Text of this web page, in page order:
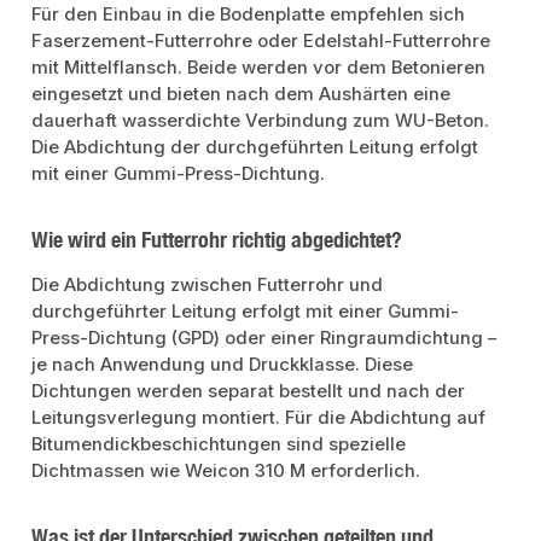
Für den Einbau in die Bodenplatte empfehlen sich
Faserzement-Futterrohre oder Edelstahl-Futterrohre
mit Mittelflansch. Beide werden vor dem Betonieren
eingesetzt und bieten nach dem Aushärten eine
dauerhaft wasserdichte Verbindung zum WU-Beton.
Die Abdichtung der durchgeführten Leitung erfolgt
mit einer Gummi-Press-Dichtung.
Wie wird ein Futterrohr richtig abgedichtet?
Die Abdichtung zwischen Futterrohr und
durchgeführter Leitung erfolgt mit einer Gummi-
Press-Dichtung (GPD) oder einer Ringraumdichtung –
je nach Anwendung und Druckklasse. Diese
Dichtungen werden separat bestellt und nach der
Leitungsverlegung montiert. Für die Abdichtung auf
Bitumendickbeschichtungen sind spezielle
Dichtmassen wie Weicon 310 M erforderlich.